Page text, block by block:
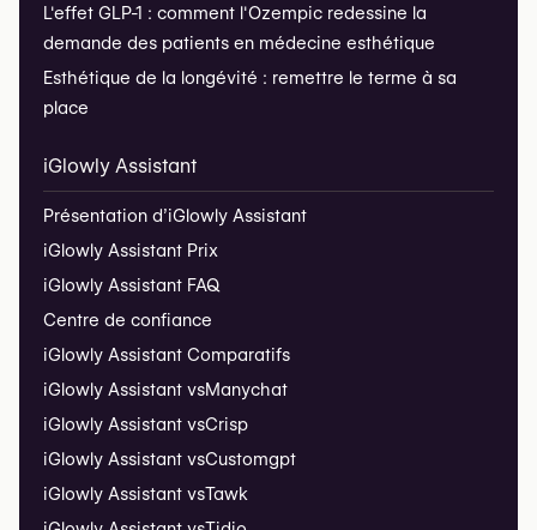
L'effet GLP-1 : comment l'Ozempic redessine la
demande des patients en médecine esthétique
Esthétique de la longévité : remettre le terme à sa
place
iGlowly Assistant
Présentation d’iGlowly Assistant
iGlowly Assistant Prix
iGlowly Assistant FAQ
Centre de confiance
iGlowly Assistant Comparatifs
iGlowly Assistant vsManychat
iGlowly Assistant vsCrisp
iGlowly Assistant vsCustomgpt
iGlowly Assistant vsTawk